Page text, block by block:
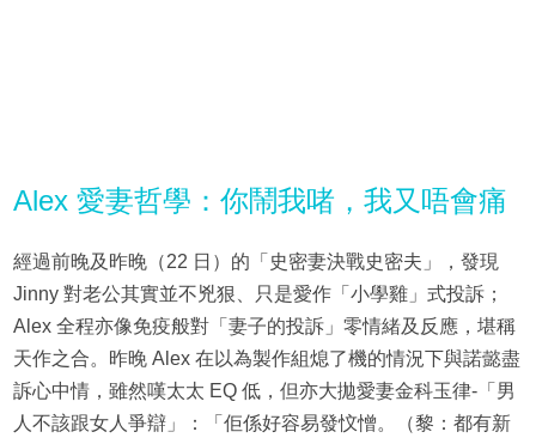
Alex 愛妻哲學：你鬧我啫，我又唔會痛
經過前晚及昨晚（22 日）的「史密妻決戰史密夫」，發現
Jinny 對老公其實並不兇狠、只是愛作「小學雞」式投訴；
Alex 全程亦像免疫般對「妻子的投訴」零情緒及反應，堪稱
天作之合。昨晚 Alex 在以為製作組熄了機的情況下與諾懿盡
訴心中情，雖然嘆太太 EQ 低，但亦大拋愛妻金科玉律-「男
人不該跟女人爭辯」：「佢係好容易發忟憎。（黎：都有新